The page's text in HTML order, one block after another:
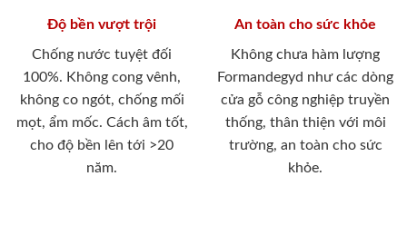
Độ bền vượt trội
Chống nước tuyệt đối
100%. Không cong vênh,
không co ngót, chống mối
mọt, ẩm mốc. Cách âm tốt,
cho độ bền lên tới >20
năm.
An toàn cho sức khỏe
Không chưa hàm lượng
Formandegyd như các dòng
cửa gỗ công nghiệp truyền
thống, thân thiện với môi
trường, an toàn cho sức
khỏe.